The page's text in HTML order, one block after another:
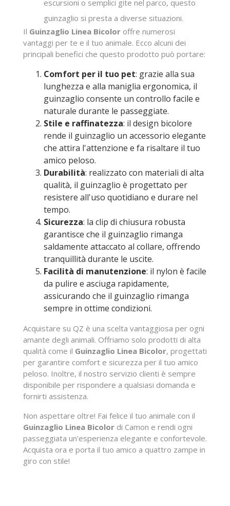
escursioni o semplici gite nel parco, questo
guinzaglio si presta a diverse situazioni.
Il Guinzaglio Linea Bicolor offre numerosi
vantaggi per te e il tuo animale. Ecco alcuni dei
principali benefici che questo prodotto può portare:
Comfort per il tuo pet: grazie alla sua
lunghezza e alla maniglia ergonomica, il
guinzaglio consente un controllo facile e
naturale durante le passeggiate.
Stile e raffinatezza: il design bicolore
rende il guinzaglio un accessorio elegante
che attira l'attenzione e fa risaltare il tuo
amico peloso.
Durabilità: realizzato con materiali di alta
qualità, il guinzaglio è progettato per
resistere all'uso quotidiano e durare nel
tempo.
Sicurezza: la clip di chiusura robusta
garantisce che il guinzaglio rimanga
saldamente attaccato al collare, offrendo
tranquillità durante le uscite.
Facilità di manutenzione: il nylon è facile
da pulire e asciuga rapidamente,
assicurando che il guinzaglio rimanga
sempre in ottime condizioni.
Acquistare su QZ è una scelta vantaggiosa per ogni
amante degli animali. Offriamo solo prodotti di alta
qualità come il Guinzaglio Linea Bicolor, progettati
per garantire comfort e sicurezza per il tuo amico
peloso. Inoltre, il nostro servizio clienti è sempre
disponibile per rispondere a qualsiasi domanda e
fornirti assistenza.
Non aspettare oltre! Fai felice il tuo animale con il
Guinzaglio Linea Bicolor di Camon e rendi ogni
passeggiata un'esperienza elegante e confortevole.
Acquista ora e porta il tuo amico a quattro zampe in
giro con stile!